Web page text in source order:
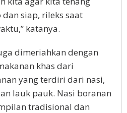
siap, rileks saat
katanya.
dimeriahkan dengan
khas dari
yang terdiri dari nasi,
lauk pauk. Nasi boranan
tradisional dan